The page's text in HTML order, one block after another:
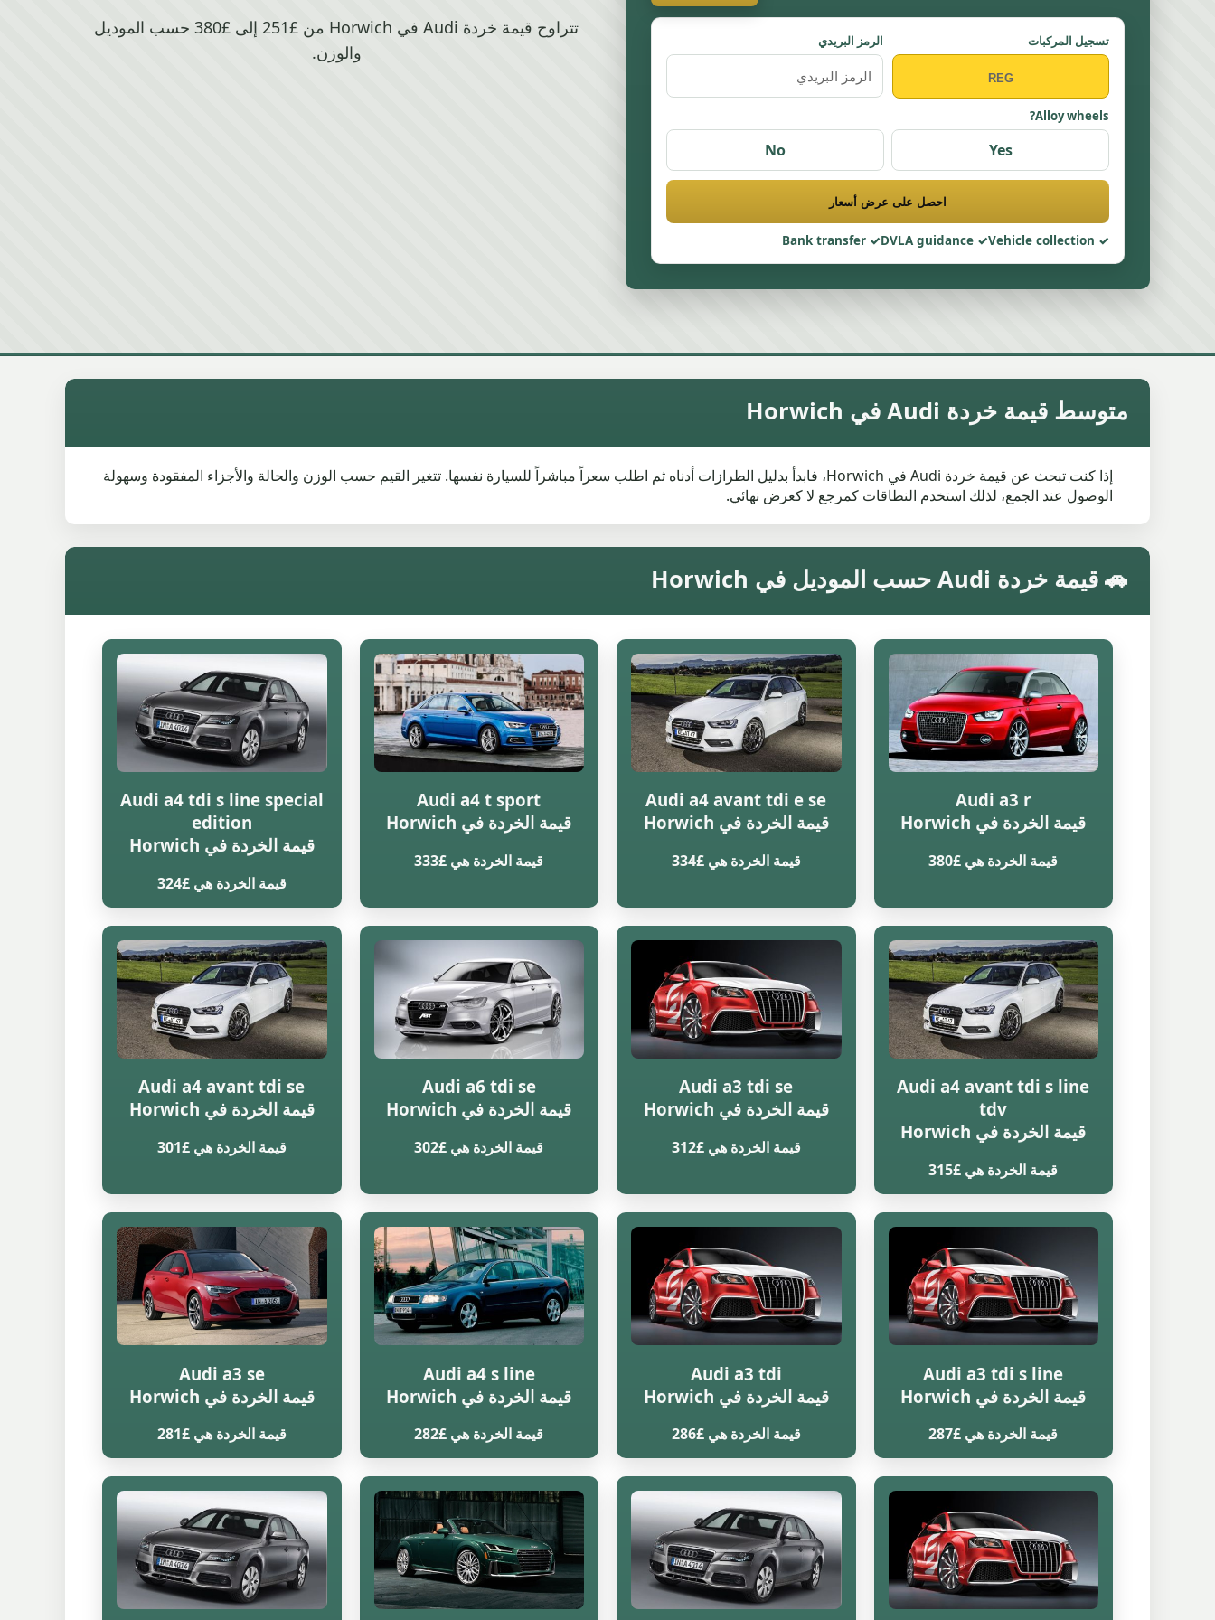
تسجيل المركبات الرمز البريدي
Alloy wheels?
Yes
No
احصل على عرض أسعار
Vehicle collection
DVLA guidance
Bank transfer
تتراوح قيمة خردة Audi في Horwich من £251 إلى £380 حسب الموديل
والوزن.
متوسط قيمة خردة Audi في Horwich
إذا كنت تبحث عن قيمة خردة Audi في Horwich، فابدأ بدليل الطرازات أدناه ثم اطلب سعراً مباشراً للسيارة نفسها. تتغير القيم حسب الوزن والحالة والأجزاء المفقودة وسهولة
الوصول عند الجمع، لذلك استخدم النطاقات كمرجع لا كعرض نهائي.
🚗 قيمة خردة Audi حسب الموديل في Horwich
Audi a3 r
قيمة الخردة في Horwich
قيمة الخردة هي £380
Audi a4 avant tdi e se
قيمة الخردة في Horwich
قيمة الخردة هي £334
Audi a4 t sport
قيمة الخردة في Horwich
قيمة الخردة هي £333
Audi a4 tdi s line special
edition
قيمة الخردة في Horwich
قيمة الخردة هي £324
Audi a4 avant tdi s line
tdv
قيمة الخردة في Horwich
قيمة الخردة هي £315
Audi a3 tdi se
قيمة الخردة في Horwich
قيمة الخردة هي £312
Audi a6 tdi se
قيمة الخردة في Horwich
قيمة الخردة هي £302
Audi a4 avant tdi se
قيمة الخردة في Horwich
قيمة الخردة هي £301
Audi a3 tdi s line
قيمة الخردة في Horwich
قيمة الخردة هي £287
Audi a3 tdi
قيمة الخردة في Horwich
قيمة الخردة هي £286
Audi a4 s line
قيمة الخردة في Horwich
قيمة الخردة هي £282
Audi a3 se
قيمة الخردة في Horwich
قيمة الخردة هي £281